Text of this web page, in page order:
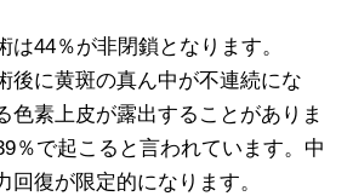
は44％が非閉鎖となります。
後に黄斑の真ん中が不連続にな
色素上皮が露出することがありま
％で起こると言われています。中
回復が限定的になります。